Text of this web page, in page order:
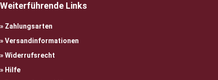
Weiterführende Links
Zahlungsarten
Versandinformationen
Widerrufsrecht
Hilfe